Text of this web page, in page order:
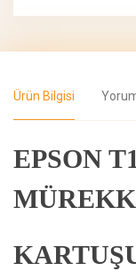
Ürün Bilgisi
EPSON